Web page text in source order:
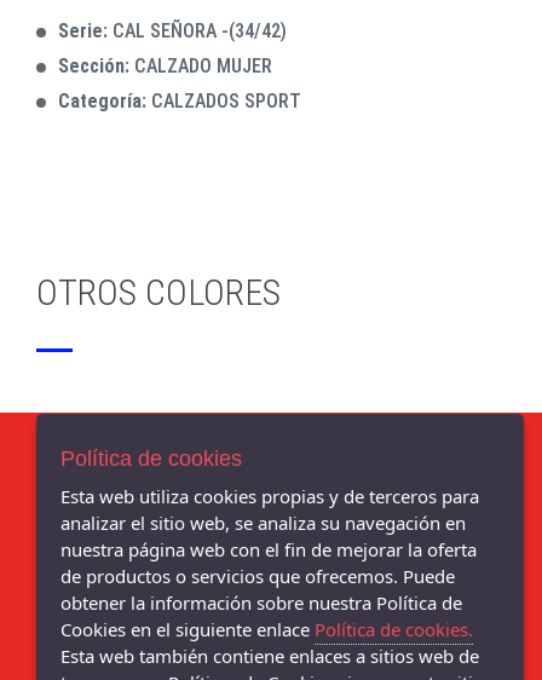
Serie: CAL SEÑORA -(34/42)
Sección: CALZADO MUJER
Categoría: CALZADOS SPORT
OTROS COLORES
AVISO LEGAL
POLÍTICA DE COOKIES
ENVÍOS Y DEVOLUCIONES
POLÍTICA DE PRIVACIDAD
Política de cookies
Esta web utiliza cookies propias y de terceros para
analizar el sitio web, se analiza su navegación en
nuestra página web con el fin de mejorar la oferta
de productos o servicios que ofrecemos. Puede
obtener la información sobre nuestra Política de
Cookies en el siguiente enlace Política de cookies.
Esta web también contiene enlaces a sitios web de